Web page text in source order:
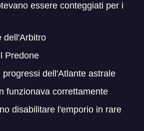
essere conteggiati per i
dell'Arbitro
Predone
dell'Atlante astrale
funzionava correttamente
disabilitare l'emporio in rare